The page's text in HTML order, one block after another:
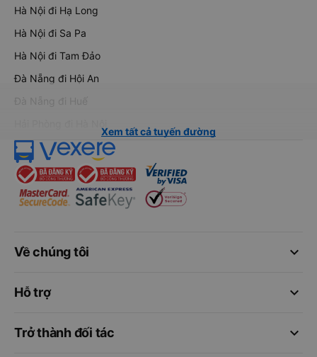
Hà Nội đi Hạ Long
Hà Nội đi Sa Pa
Hà Nội đi Tam Đảo
Đà Nẵng đi Hội An
Đà Nẵng đi Huế
Xem tất cả tuyến đường
keyboard_arrow_down
Về chúng tôi
keyboard_arrow_down
Hỗ trợ
keyboard_arrow_down
Trở thành đối tác